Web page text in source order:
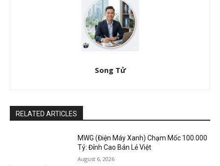
Song Tử
RELATED ARTICLES
MWG (Điện Máy Xanh) Chạm Mốc 100.000
Tỷ: Đỉnh Cao Bán Lẻ Việt
August 6, 2026